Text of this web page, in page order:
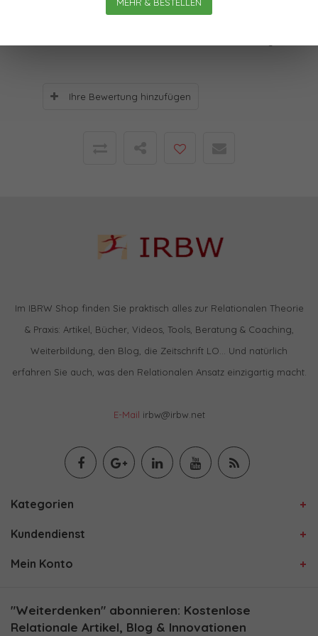
Ihre Bewertung hinzufügen
Im IBRW Shop finden Sie praktisch alles zur Relationalen Theorie
& Praxis: Artikel, Bücher, Videos, Tools, Beratung & Coaching,
Weiterbildung, den Blog, die Zeitschrift LO… Und natürlich
erfahren Sie auch, was den Relationalen Ansatz einzigartig macht.
E-Mail irbw@irbw.net
Kategorien
Kundendienst
Mein Konto
"Weiterdenken" abonnieren: Kostenlose
Relationale Artikel, Blog & Innovationen